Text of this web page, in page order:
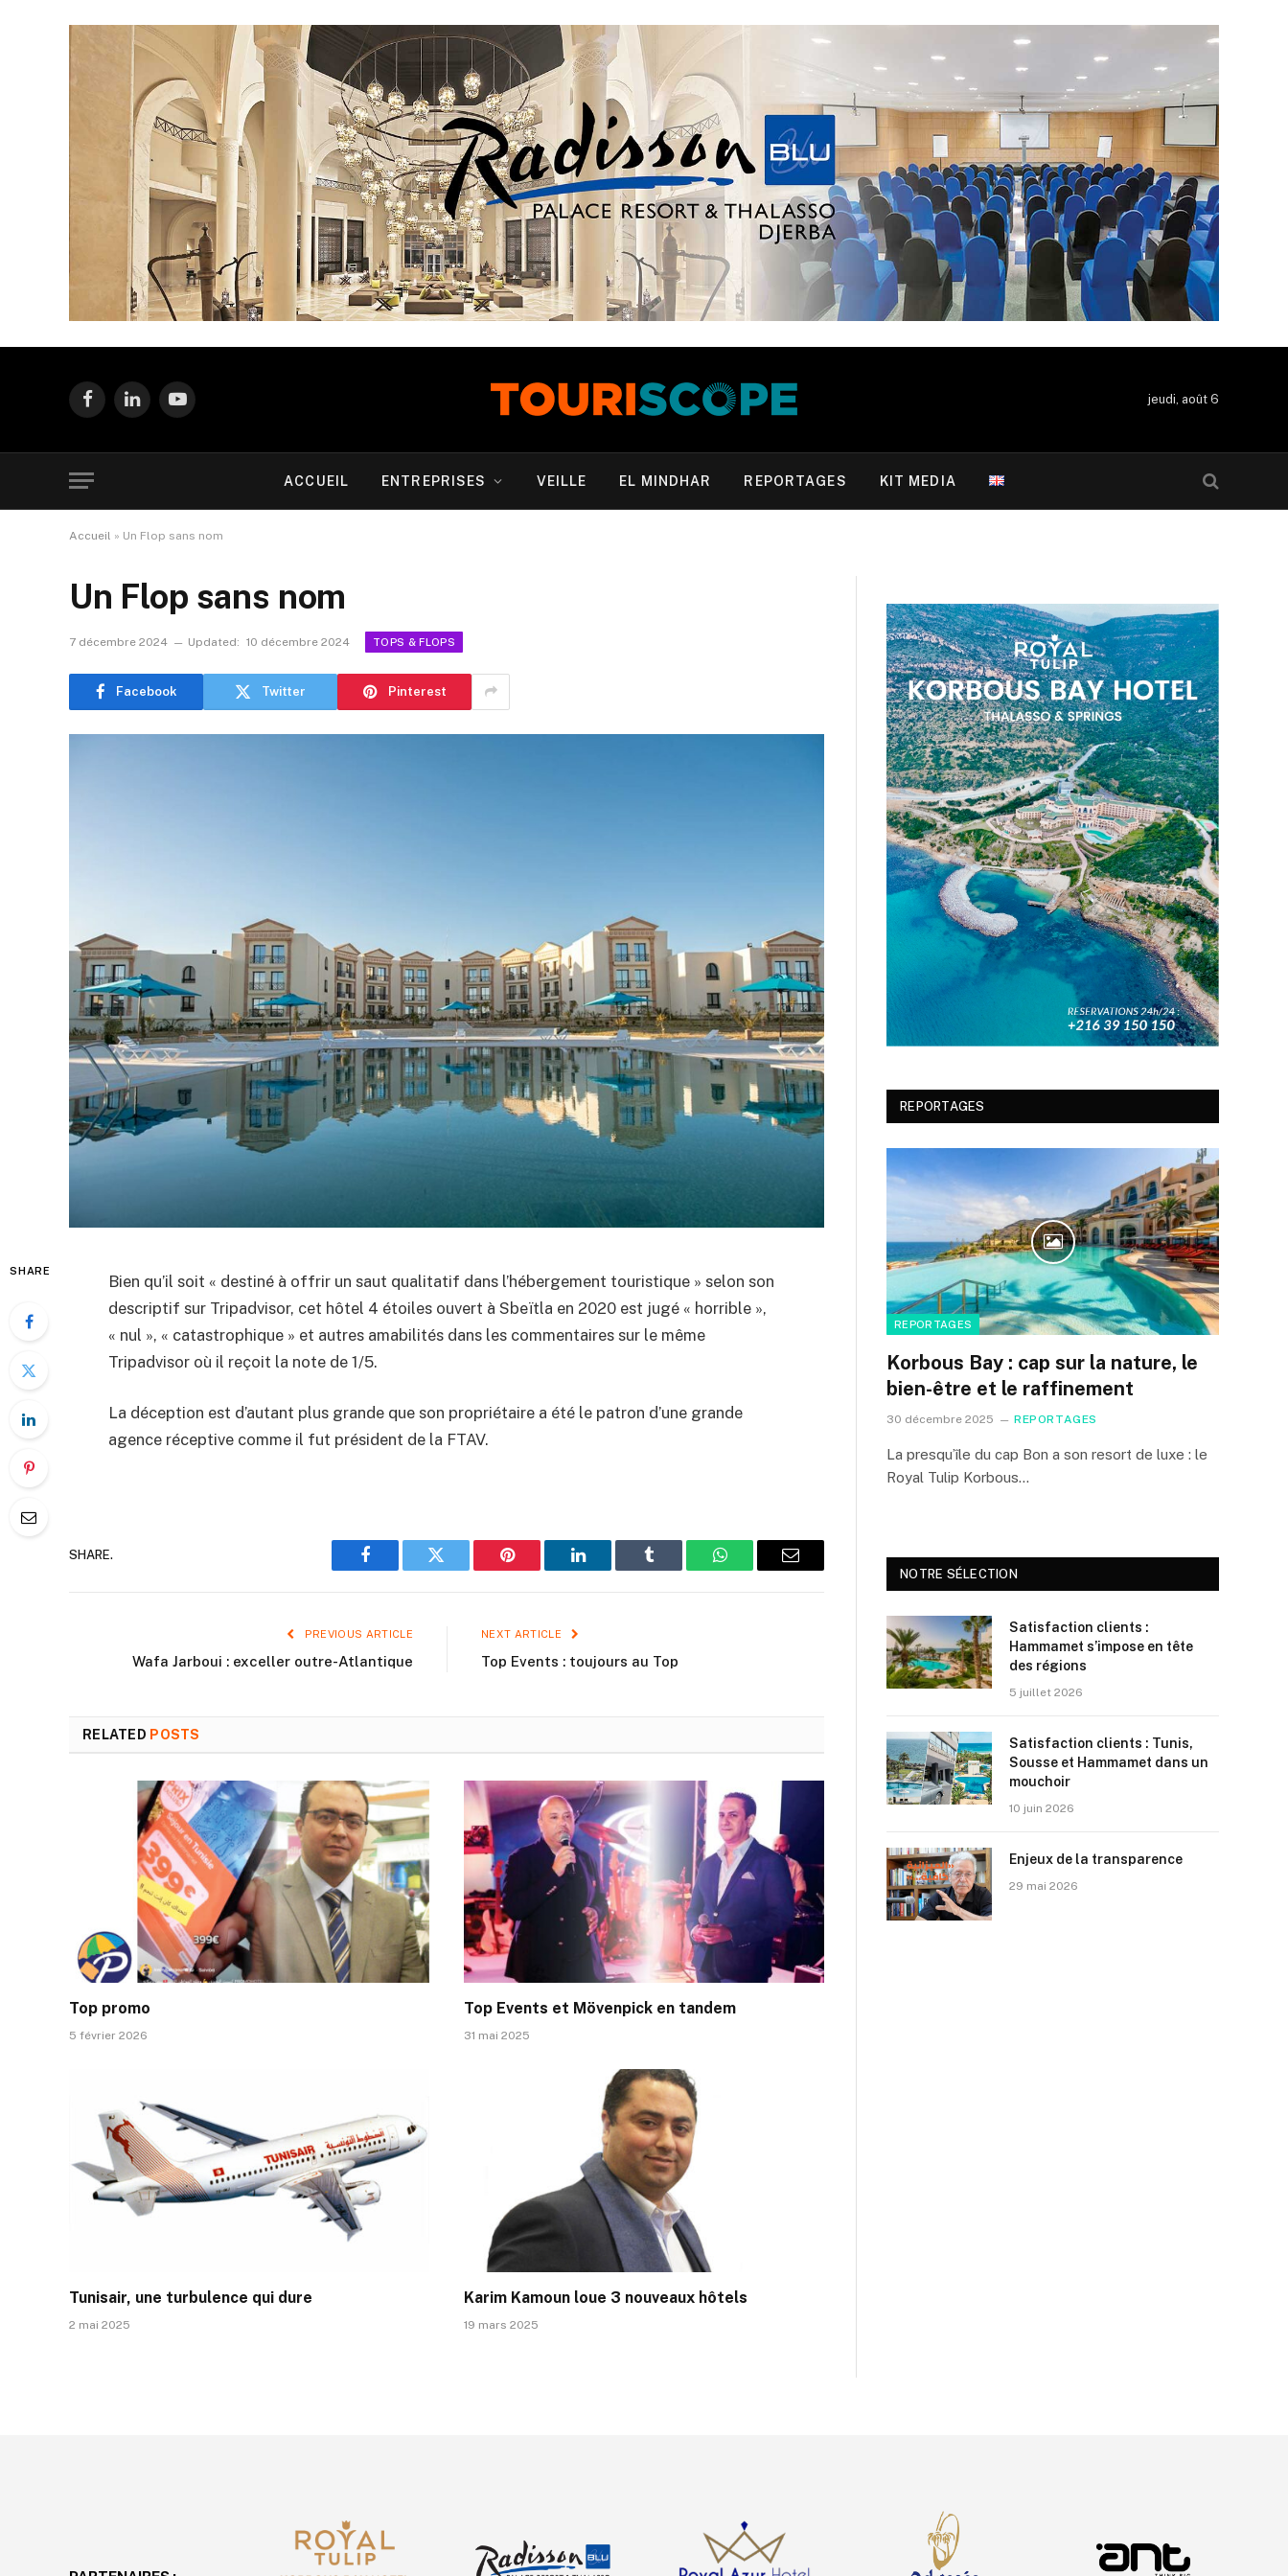
FacebookLinkedInYouTube
jeudi, août 6
ACCUEIL ENTREPRISES VEILLE EL MINDHAR REPORTAGES KIT MEDIA
Accueil » Un Flop sans nom
Un Flop sans nom
7 décembre 2024 Updated: 10 décembre 2024 TOPS & FLOPS
Facebook Twitter Pinterest
SHARE
Bien qu’il soit « destiné à offrir un saut qualitatif dans l’hébergement touristique » selon son
descriptif sur Tripadvisor, cet hôtel 4 étoiles ouvert à Sbeïtla en 2020 est jugé « horrible »,
« nul », « catastrophique » et autres amabilités dans les commentaires sur le même
Tripadvisor où il reçoit la note de 1/5.
La déception est d’autant plus grande que son propriétaire a été le patron d’une grande
agence réceptive comme il fut président de la FTAV.
SHARE.
Facebook Twitter Pinterest LinkedIn Tumblr WhatsAppEmail
PREVIOUS ARTICLE
Wafa Jarboui : exceller outre-Atlantique
NEXT ARTICLE
Top Events : toujours au Top
RELATED POSTS
Top promo
5 février 2026
Top Events et Mövenpick en tandem
31 mai 2025
Tunisair, une turbulence qui dure
2 mai 2025
Karim Kamoun loue 3 nouveaux hôtels
19 mars 2025
REPORTAGES
REPORTAGES
Korbous Bay : cap sur la nature, le
bien-être et le raffinement
30 décembre 2025 REPORTAGES
La presqu’île du cap Bon a son resort de luxe : le
Royal Tulip Korbous…
NOTRE SÉLECTION
Satisfaction clients :
Hammamet s’impose en tête
des régions
5 juillet 2026
Satisfaction clients : Tunis,
Sousse et Hammamet dans un
mouchoir
10 juin 2026
Enjeux de la transparence
29 mai 2026